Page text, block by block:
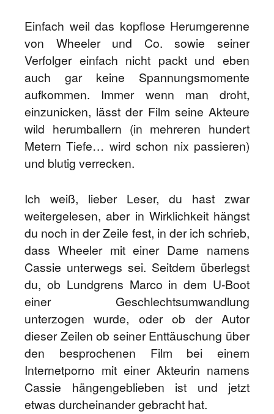
Einfach weil das kopflose Herumgerenne
von Wheeler und Co. sowie seiner
Verfolger einfach nicht packt und eben
auch gar keine Spannungsmomente
aufkommen. Immer wenn man droht,
einzunicken, lässt der Film seine Akteure
wild herumballern (in mehreren hundert
Metern Tiefe… wird schon nix passieren)
und blutig verrecken.
Ich weiß, lieber Leser, du hast zwar
weitergelesen, aber in Wirklichkeit hängst
du noch in der Zeile fest, in der ich schrieb,
dass Wheeler mit einer Dame namens
Cassie unterwegs sei. Seitdem überlegst
du, ob Lundgrens Marco in dem U-Boot
einer Geschlechtsumwandlung
unterzogen wurde, oder ob der Autor
dieser Zeilen ob seiner Enttäuschung über
den besprochenen Film bei einem
Internetporno mit einer Akteurin namens
Cassie hängengeblieben ist und jetzt
etwas durcheinander gebracht hat.